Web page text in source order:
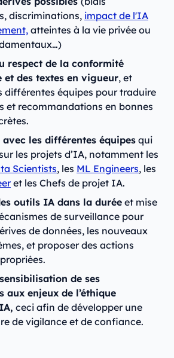
discriminations, impact de l'IA
atteintes à la vie privée ou
respect de la conformité
et des textes en vigueur, et
différentes équipes pour traduire
et recommandations en bonnes
les différentes équipesqui
les projets d’IA, notamment les
Scientists, les ML Engineers, les
et les Chefs de projet IA.
outils IA dans la durée et mise
de surveillance pour
de données, les nouveaux
et proposer des actions
de ses
aux enjeux de l’éthique
ceci afin de développer une
de vigilance et de confiance.